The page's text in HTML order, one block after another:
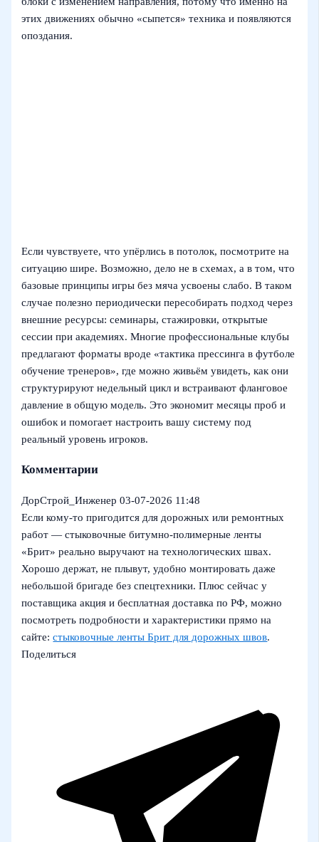
этих движениях обычно «сыпется» техника и появляются
опоздания.
Если чувствуете, что упёрлись в потолок, посмотрите на
ситуацию шире. Возможно, дело не в схемах, а в том, что
базовые принципы игры без мяча усвоены слабо. В таком
случае полезно периодически пересобирать подход через
внешние ресурсы: семинары, стажировки, открытые
сессии при академиях. Многие профессиональные клубы
предлагают форматы вроде «тактика прессинга в футболе
обучение тренеров», где можно живьём увидеть, как они
структурируют недельный цикл и встраивают фланговое
давление в общую модель. Это экономит месяцы проб и
ошибок и помогает настроить вашу систему под
реальный уровень игроков.
Комментарии
ДорСтрой_Инженер 03-07-2026 11:48
Если кому-то пригодится для дорожных или ремонтных
работ — стыковочные битумно‑полимерные ленты
«Брит» реально выручают на технологических швах.
Хорошо держат, не плывут, удобно монтировать даже
небольшой бригаде без спецтехники. Плюс сейчас у
поставщика акция и бесплатная доставка по РФ, можно
посмотреть подробности и характеристики прямо на
сайте:стыковочные ленты Брит для дорожных швов.
Поделиться